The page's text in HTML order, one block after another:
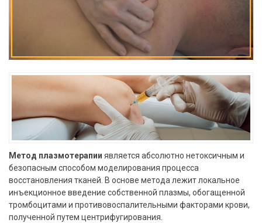
Метод плазмотерапии является абсолютно нетоксичным и
безопасным способом моделирования процесса
восстановления тканей. В основе метода лежит локальное
инъекционное введение собственной плазмы, обогащенной
тромбоцитами и противовоспалительными факторами крови,
полученной путем центрифугирования.